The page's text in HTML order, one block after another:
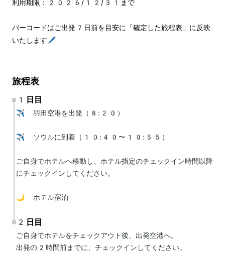
利用期限：2026/12/31まで
バーコードはご出発7日前を目安に「確定した旅程表」に反映
いたします🖊️
旅程表
1日目
✈️ 羽田空港を出発（8:20）
✈️ ソウルに到着（10:40〜10:55）
ご自身でホテルへ移動し、ホテル指定のチェックイン時間以降
にチェックインしてください。
🌙 ホテル宿泊
2日目
ご自身でホテルをチェックアウト後、出発空港へ。
出発の2時間前までに、チェックインしてください。